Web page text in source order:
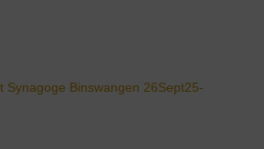
Synagoge Binswangen 26Sept25-